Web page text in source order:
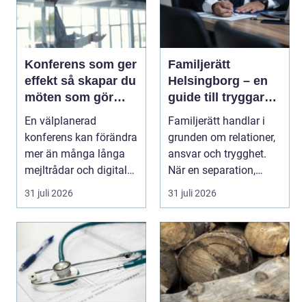
Konferens som ger
effekt så skapar du
möten som gör
skillnad
En välplanerad
konferens kan förändra
mer än många långa
mejltrådar och digitala
möten tillsammans. ...
31 juli 2026
Familjerätt
Helsingborg – en
guide till tryggare
beslut för familjen
Familjerätt handlar i
grunden om relationer,
ansvar och trygghet.
När en separation,
v&ari...
31 juli 2026